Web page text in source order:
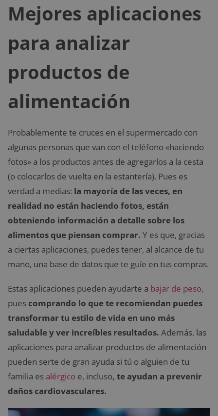
Mejores aplicaciones
para analizar
productos de
alimentación
Probablemente te cruces en el supermercado con
algunas personas que van con el teléfono «haciendo
fotos» a los productos antes de agregarlos a la cesta
(o colocarlos de vuelta en la estantería). Pues es
verdad a medias: la mayoría de las veces, en
realidad no están haciendo fotos, están
obteniendo información a detalle sobre los
alimentos que piensan comprar. Y es que, gracias
a ciertas aplicaciones, puedes tener, al alcance de tu
mano, una base de datos que te guíe en tus compras.
Estas aplicaciones pueden ayudarte a bajar de peso,
pues comprando lo que te recomiendan puedes
transformar tu estilo de vida en uno más
saludable y ver increíbles resultados. Además, las
aplicaciones para analizar productos de alimentación
pueden serte de gran ayuda si tú o alguien de tu
familia es alérgico e, incluso, te ayudan a prevenir
daños cardiovasculares.